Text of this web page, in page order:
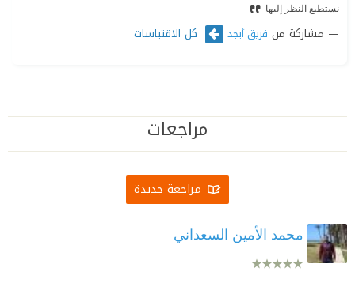
نستطيع النظر إليها
مشاركة من فريق أبجد كل الاقتباسات
مراجعات
مراجعة جديدة
محمد الأمين السعداني